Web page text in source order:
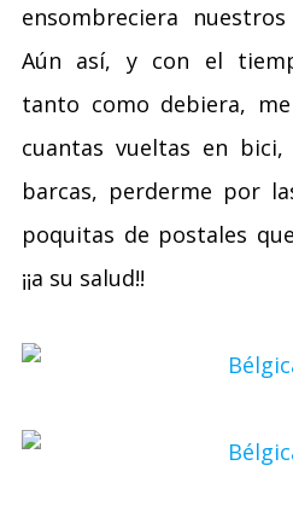
ensombreciera
Aún así, y con el
tanto como debiera,
cuantas vueltas en
barcas, perderme por
poquitas de postales
¡¡a su salud!!